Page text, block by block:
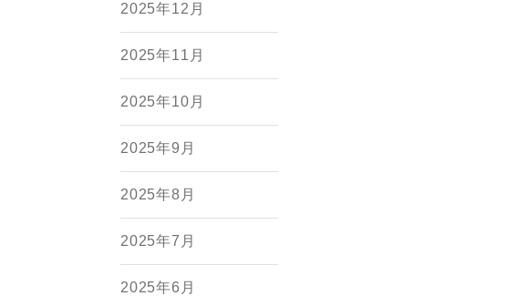
2025年12月
2025年11月
2025年10月
2025年9月
2025年8月
2025年7月
2025年6月